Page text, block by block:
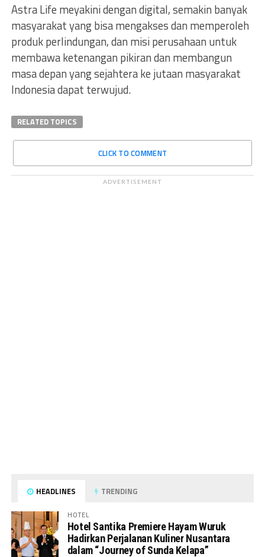
Astra Life meyakini dengan digital, semakin banyak
masyarakat yang bisa mengakses dan memperoleh
produk perlindungan, dan misi perusahaan untuk
membawa ketenangan pikiran dan membangun
masa depan yang sejahtera ke jutaan masyarakat
Indonesia dapat terwujud.
RELATED TOPICS
CLICK TO COMMENT
ADVERTISEMENT
HEADLINES TRENDING
HOTEL
Hotel Santika Premiere Hayam Wuruk
Hadirkan Perjalanan Kuliner Nusantara
dalam “Journey of Sunda Kelapa”